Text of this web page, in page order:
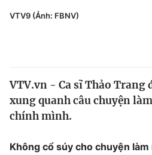
Pháp luật
Thế giới
Tin tức
Kinh tế
Tài chính
Công nghệ
VTV9 (Ảnh: FBNV)
VTV.vn - Ca sĩ Thảo Trang
xung quanh câu chuyện
chính mình.
Không cổ súy cho chuyện